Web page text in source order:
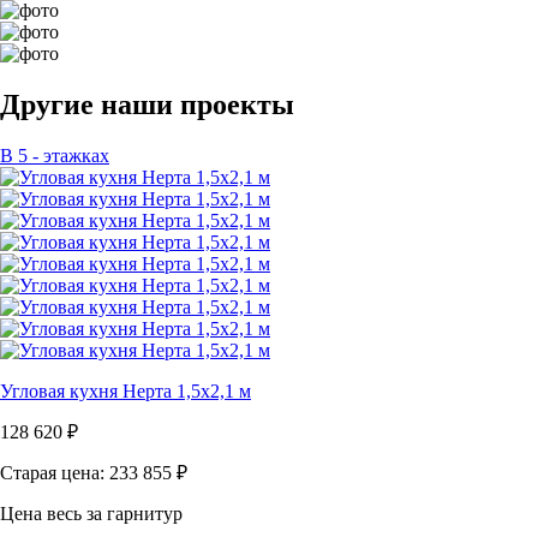
Другие наши проекты
В 5 - этажках
Угловая кухня Нерта 1,5х2,1 м
128 620 ₽
Старая цена: 233 855 ₽
Цена весь за гарнитур